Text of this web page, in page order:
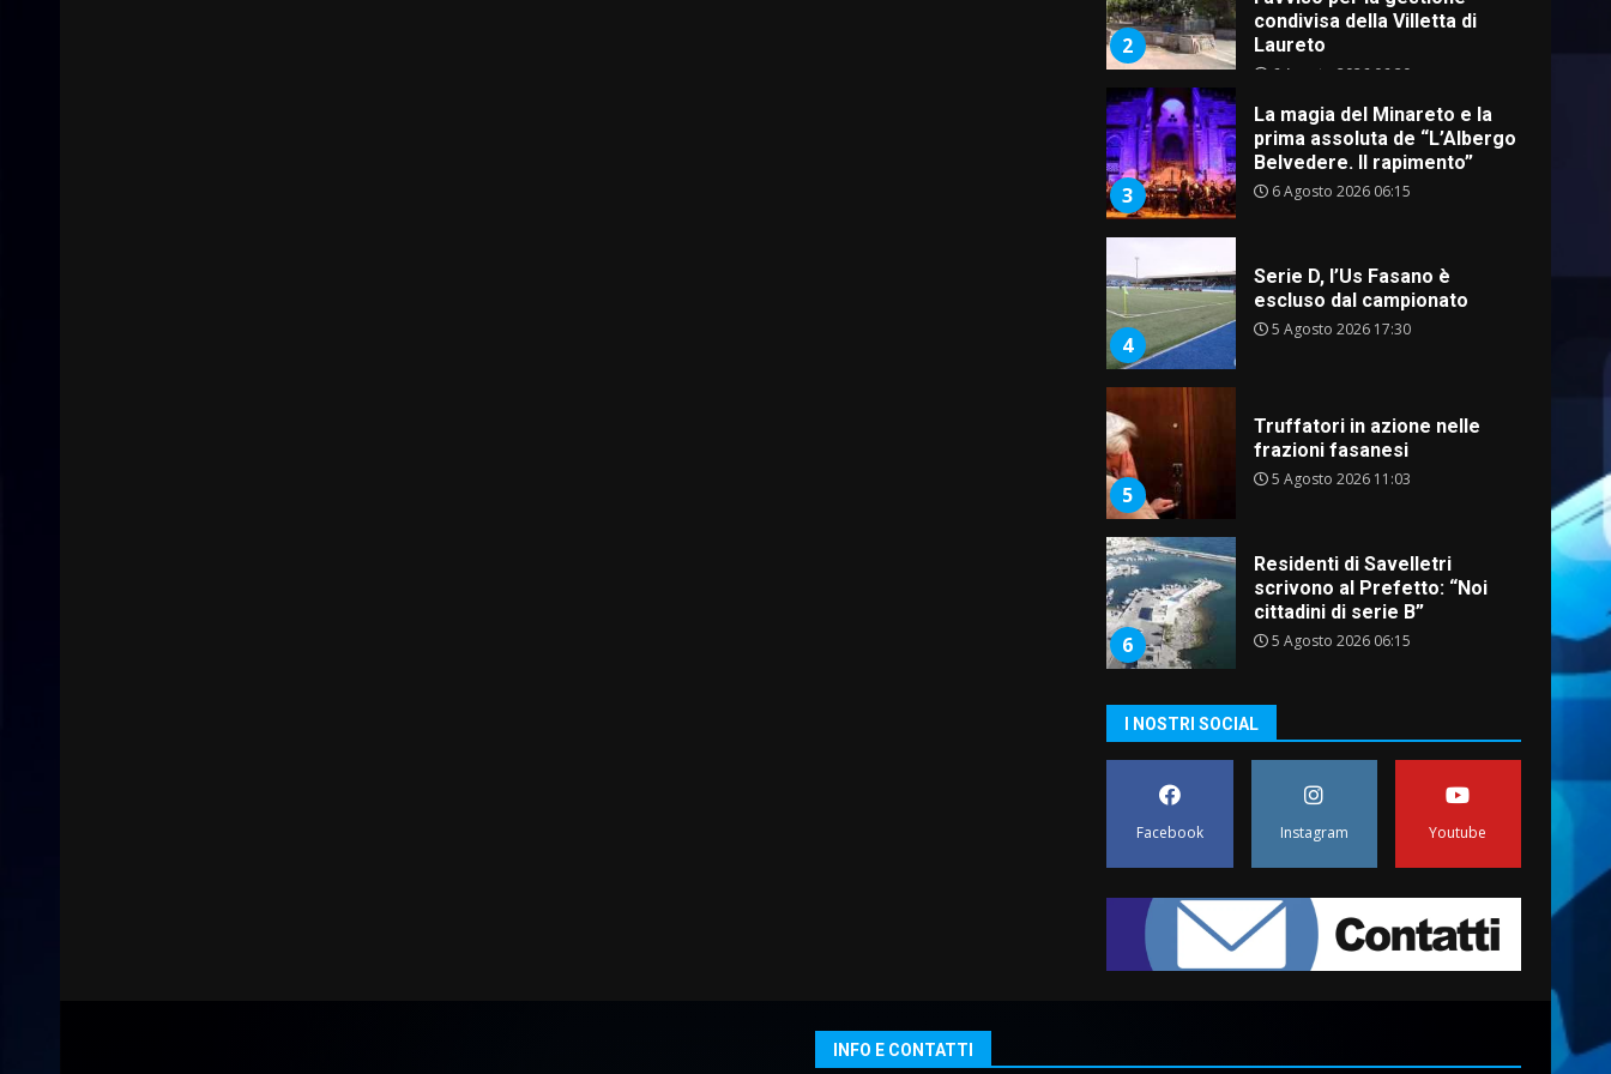
2
condivisa della Villetta di
Laureto
6 Agosto 2026 06:20
3
La magia del Minareto e la
prima assoluta de “L’Albergo
Belvedere. Il rapimento”
6 Agosto 2026 06:15
4
Serie D, l’Us Fasano è
escluso dal campionato
5 Agosto 2026 17:30
5
Truffatori in azione nelle
frazioni fasanesi
5 Agosto 2026 11:03
6
Residenti di Savelletri
scrivono al Prefetto: “Noi
cittadini di serie B”
5 Agosto 2026 06:15
Pesce Spada: appuntamento
a sabato 8 agosto
5 Agosto 2026 06:10
pronta a tornare in Consiglio
comunale
6 Agosto 2026 08:00
I NOSTRI SOCIAL
Facebook Instagram Youtube
INFO E CONTATTI